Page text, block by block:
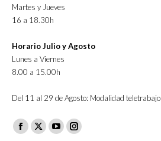
Martes y Jueves
16 a 18.30h
Horario Julio y Agosto
Lunes a Viernes
8.00 a 15.00h
Del 11 al 29 de Agosto: Modalidad teletrabajo
Facebook
X
YouTubeInstagram